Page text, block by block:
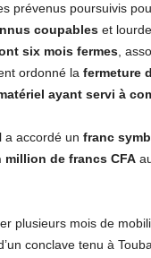
prévenus poursuivis
coupableset
six mois fermes,
ordonné la fermeture
ayant servi à
a accordé un franc
million de francs CFA
plusieurs mois de
conclave tenu à